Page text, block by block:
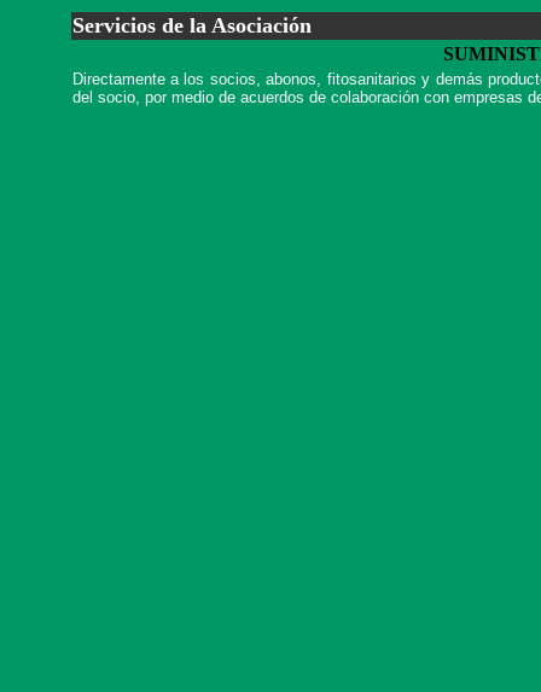
Servicios de la Asociación
Directamente a los socios, abonos, fitosanitarios y demás
del socio, por medio de acuerdos de colaboración con empresas